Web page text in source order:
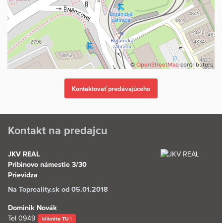
© OpenStreetMapcontributors
Kontakt na predajcu
JKV REAL
Pribinovo námestie 3/30
Prievidza
Na Topreality.sk od 05.01.2018
Dominik Novák
Tel 0949 kliknite TU !